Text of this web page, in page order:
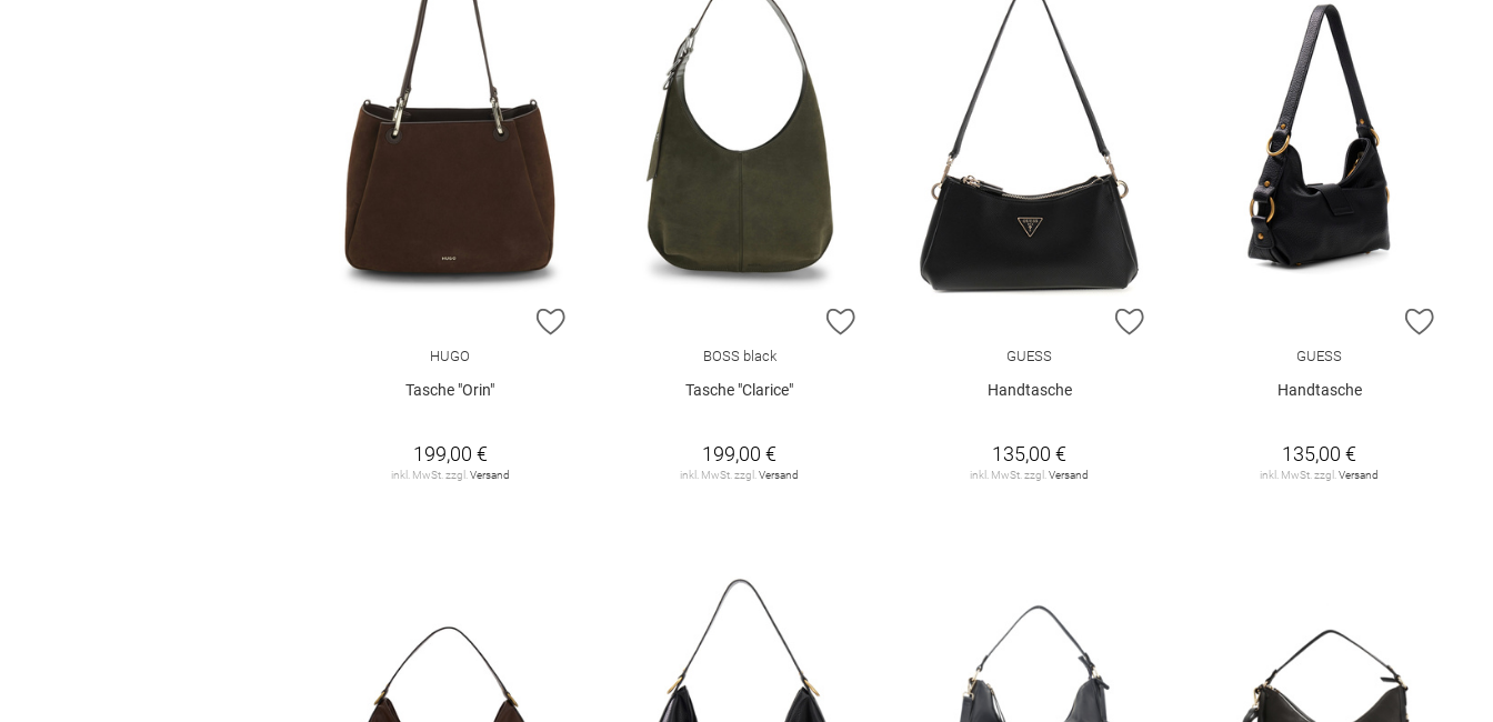
ZUR WUNSCHLISTE HINZUFÜGEN
HUGO
Tasche "Orin"
199,00 €
inkl. MwSt. zzgl. Versand
ZUR WUNSCHLISTE HINZUFÜGEN
BOSS black
Tasche "Clarice"
199,00 €
inkl. MwSt. zzgl.Versand
GUESS
Handtasche
135,00 €
inkl. MwSt. zzgl.Versand
ZUR
GUESS
Handtasche
135,00 €
inkl. MwSt. zzgl.Versand